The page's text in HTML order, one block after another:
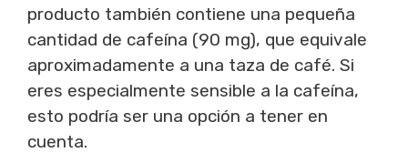
producto también contiene una pequeña
cantidad de cafeína (90 mg), que equivale
aproximadamente a una taza de café. Si
eres especialmente sensible a la cafeína,
esto podría ser una opción a tener en
cuenta.